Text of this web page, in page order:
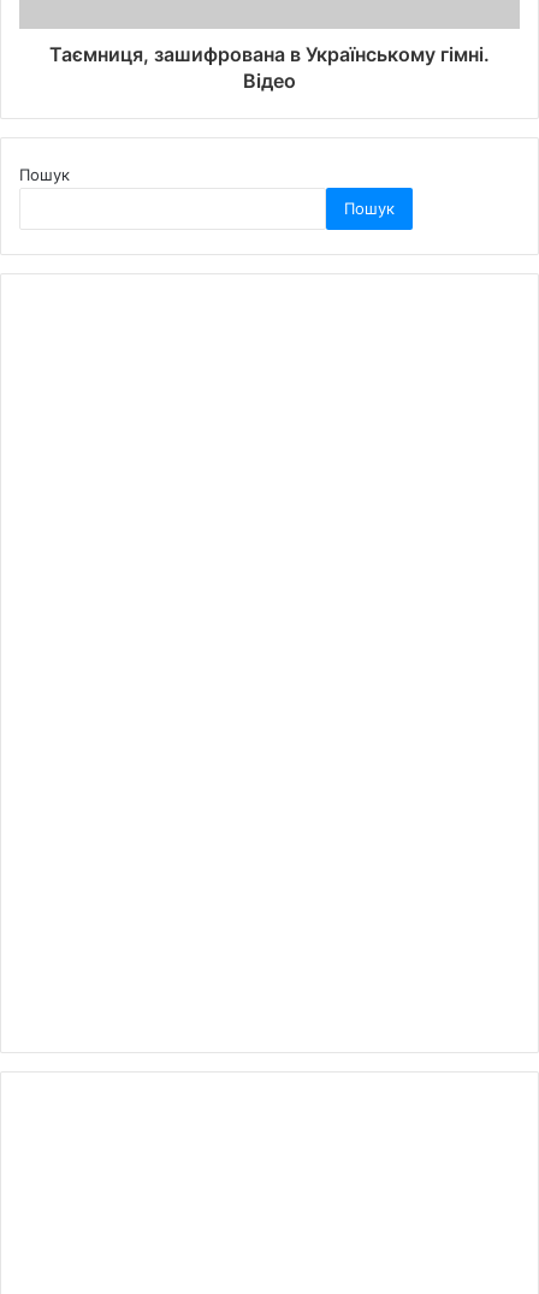
Таємниця, зашифрована в Українському гімні.
Відео
Пошук
Пошук